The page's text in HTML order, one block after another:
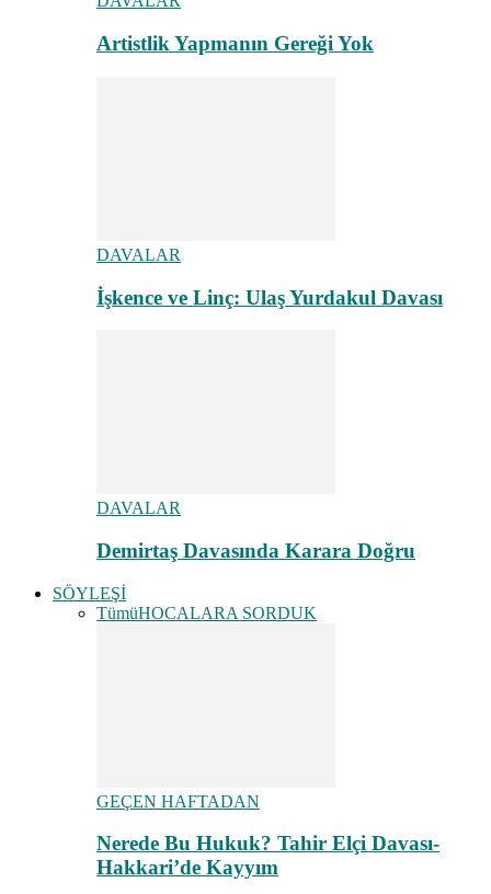
Artistlik Yapmanın Gereği Yok
DAVALAR
İşkence ve Linç: Ulaş Yurdakul Davası
DAVALAR
Demirtaş Davasında Karara Doğru
SÖYLEŞİ
TümüHOCALARA SORDUK
GEÇEN HAFTADAN
Nerede Bu Hukuk? Tahir Elçi Davası-
Hakkari’de Kayyım